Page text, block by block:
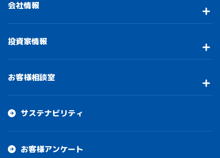
会社情報
投資家情報
お客様相談室
サステナビリティ
お客様アンケート